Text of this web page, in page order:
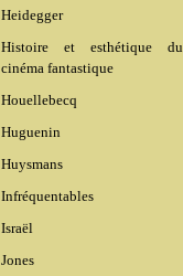
Heidegger
Histoire et esthétique du
cinéma fantastique
Houellebecq
Huguenin
Huysmans
Infréquentables
Israël
Jones